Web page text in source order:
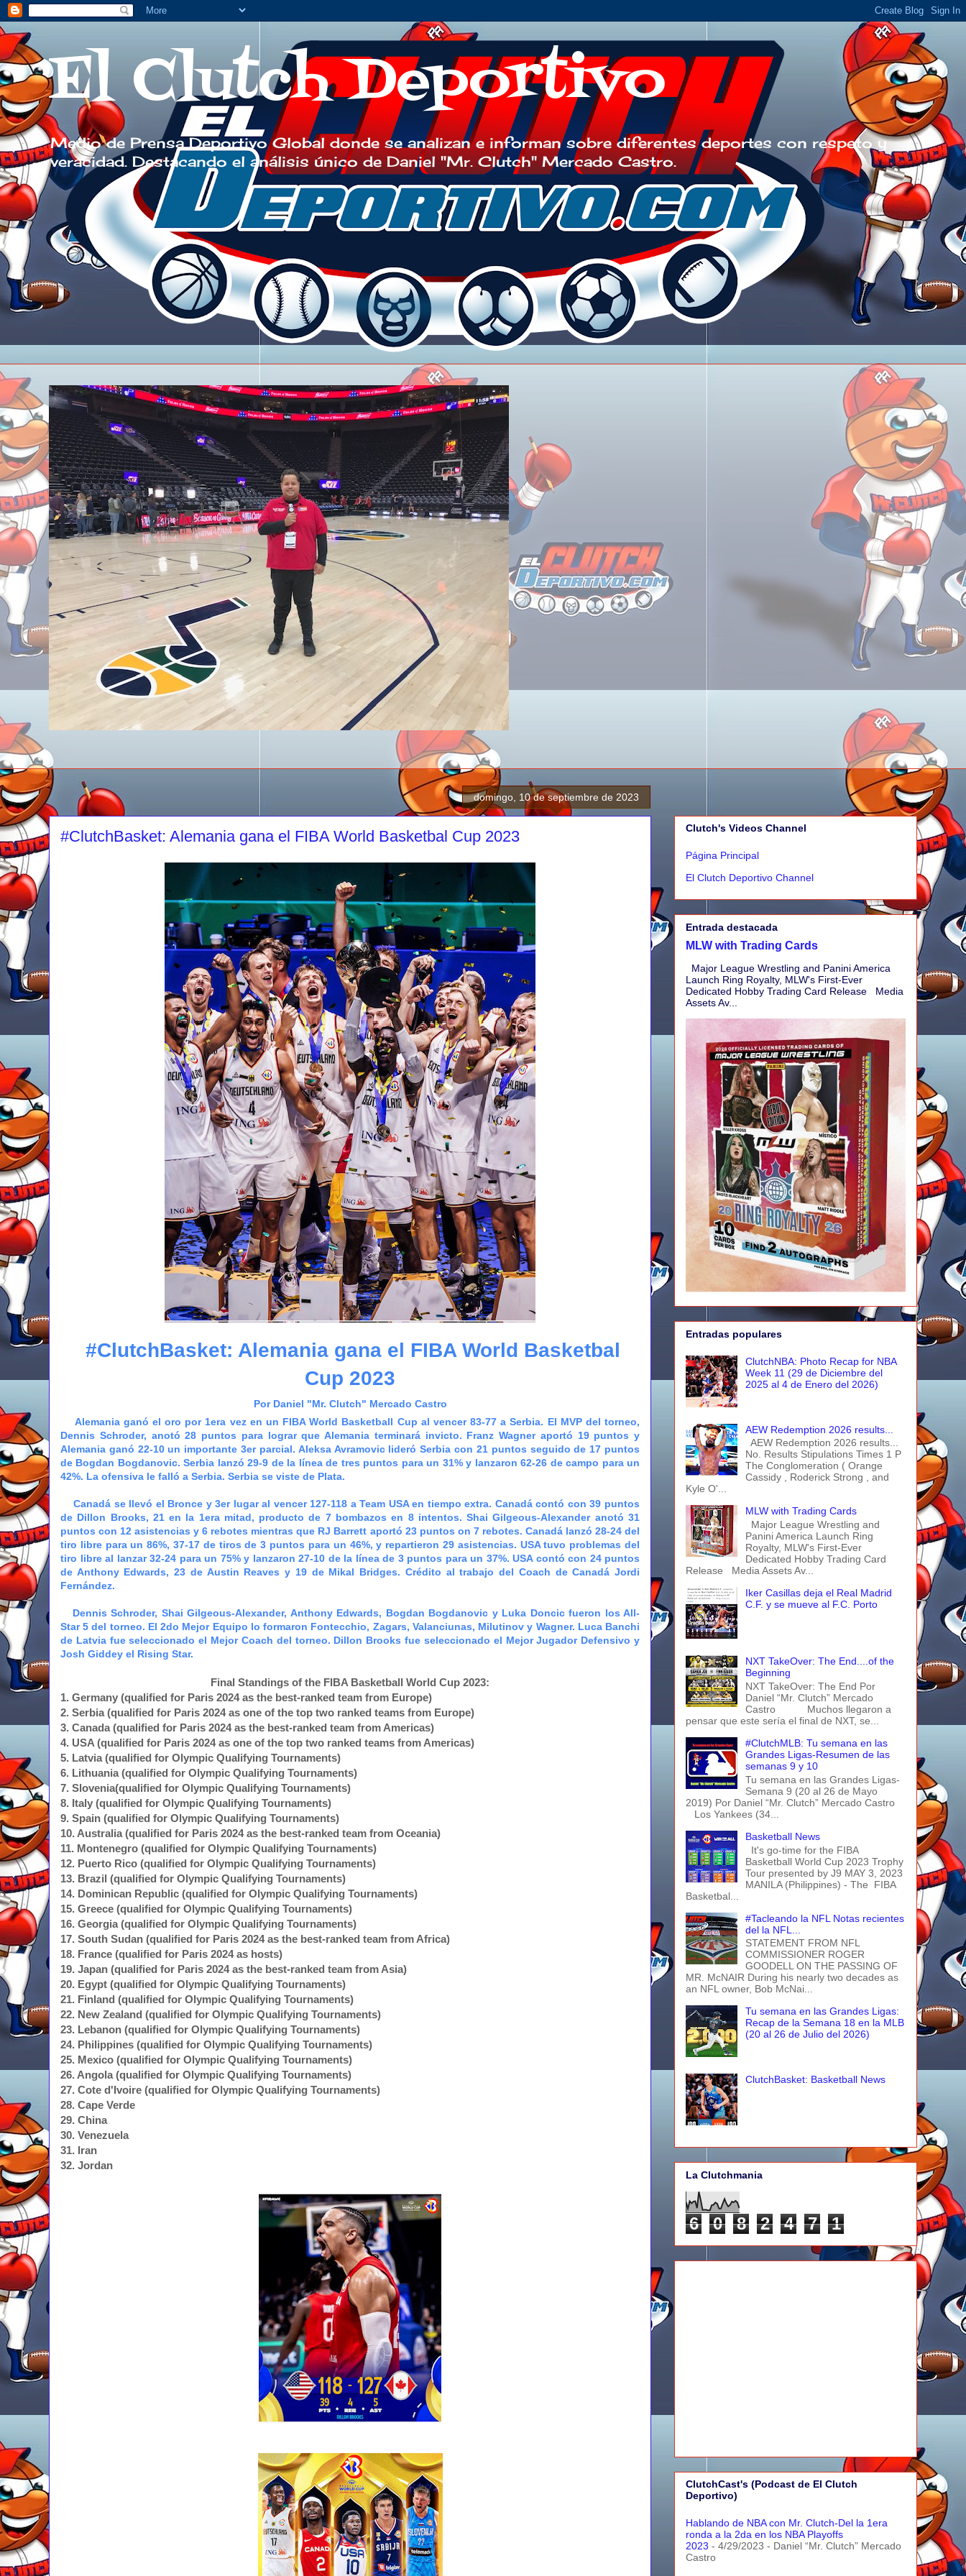
El Clutch Deportivo
Medio de Prensa Deportivo Global donde se analizan e informan sobre diferentes deportes con respeto y
veracidad. Destacando el análisis único de Daniel "Mr. Clutch" Mercado Castro.
domingo, 10 de septiembre de 2023
#ClutchBasket: Alemania gana el FIBA World Basketbal Cup 2023
#ClutchBasket: Alemania gana el FIBA World Basketbal
Cup 2023
Por Daniel "Mr. Clutch" Mercado Castro
Alemania ganó el oro por 1era vez en un FIBA World Basketball Cup al vencer 83-77 a Serbia. El MVP del torneo,
Dennis Schroder, anotó 28 puntos para lograr que Alemania terminará invicto. Franz Wagner aportó 19 puntos y
Alemania ganó 22-10 un importante 3er parcial. Aleksa Avramovic lideró Serbia con 21 puntos seguido de 17 puntos
de Bogdan Bogdanovic. Serbia lanzó 29-9 de la línea de tres puntos para un 31% y lanzaron 62-26 de campo para un
42%. La ofensiva le falló a Serbia. Serbia se viste de Plata.
Canadá se llevó el Bronce y 3er lugar al vencer 127-118 a Team USA en tiempo extra. Canadá contó con 39 puntos
de Dillon Brooks, 21 en la 1era mitad, producto de 7 bombazos en 8 intentos. Shai Gilgeous-Alexander anotó 31
puntos con 12 asistencias y 6 rebotes mientras que RJ Barrett aportó 23 puntos on 7 rebotes. Canadá lanzó 28-24 del
tiro libre para un 86%, 37-17 de tiros de 3 puntos para un 46%, y repartieron 29 asistencias. USA tuvo problemas del
tiro libre al lanzar 32-24 para un 75% y lanzaron 27-10 de la línea de 3 puntos para un 37%. USA contó con 24 puntos
de Anthony Edwards, 23 de Austin Reaves y 19 de Mikal Bridges. Crédito al trabajo del Coach de Canadá Jordi
Fernández.
Dennis Schroder, Shai Gilgeous-Alexander, Anthony Edwards, Bogdan Bogdanovic y Luka Doncic fueron los All-
Star 5 del torneo. El 2do Mejor Equipo lo formaron Fontecchio, Zagars, Valanciunas, Milutinov y Wagner. Luca Banchi
de Latvia fue seleccionado el Mejor Coach del torneo. Dillon Brooks fue seleccionado el Mejor Jugador Defensivo y
Josh Giddey el Rising Star.
Final Standings of the FIBA Basketball World Cup 2023:
1. Germany (qualified for Paris 2024 as the best-ranked team from Europe)
2. Serbia (qualified for Paris 2024 as one of the top two ranked teams from Europe)
3. Canada (qualified for Paris 2024 as the best-ranked team from Americas)
4. USA (qualified for Paris 2024 as one of the top two ranked teams from Americas)
5. Latvia (qualified for Olympic Qualifying Tournaments)
6. Lithuania (qualified for Olympic Qualifying Tournaments)
7. Slovenia(qualified for Olympic Qualifying Tournaments)
8. Italy (qualified for Olympic Qualifying Tournaments)
9. Spain (qualified for Olympic Qualifying Tournaments)
10. Australia (qualified for Paris 2024 as the best-ranked team from Oceania)
11. Montenegro (qualified for Olympic Qualifying Tournaments)
12. Puerto Rico (qualified for Olympic Qualifying Tournaments)
13. Brazil (qualified for Olympic Qualifying Tournaments)
14. Dominican Republic (qualified for Olympic Qualifying Tournaments)
15. Greece (qualified for Olympic Qualifying Tournaments)
16. Georgia (qualified for Olympic Qualifying Tournaments)
17. South Sudan (qualified for Paris 2024 as the best-ranked team from Africa)
18. France (qualified for Paris 2024 as hosts)
19. Japan (qualified for Paris 2024 as the best-ranked team from Asia)
20. Egypt (qualified for Olympic Qualifying Tournaments)
21. Finland (qualified for Olympic Qualifying Tournaments)
22. New Zealand (qualified for Olympic Qualifying Tournaments)
23. Lebanon (qualified for Olympic Qualifying Tournaments)
24. Philippines (qualified for Olympic Qualifying Tournaments)
25. Mexico (qualified for Olympic Qualifying Tournaments)
26. Angola (qualified for Olympic Qualifying Tournaments)
27. Cote d'Ivoire (qualified for Olympic Qualifying Tournaments)
28. Cape Verde
29. China
30. Venezuela
31. Iran
32. Jordan
Clutch's Videos Channel
Página Principal
El Clutch Deportivo Channel
Entrada destacada
MLW with Trading Cards
Major League Wrestling and Panini America
Launch Ring Royalty, MLW's First-Ever
Dedicated Hobby Trading Card Release Media
Assets Av...
Entradas populares
ClutchNBA: Photo Recap for NBA
Week 11 (29 de Diciembre del
2025 al 4 de Enero del 2026)
AEW Redemption 2026 results...
AEW Redemption 2026 results...
No. Results Stipulations Times 1 P
The Conglomeration ( Orange
Cassidy , Roderick Strong , and
Kyle O'...
MLW with Trading Cards
Major League Wrestling and
Panini America Launch Ring
Royalty, MLW's First-Ever
Dedicated Hobby Trading Card
Release Media Assets Av...
Iker Casillas deja el Real Madrid
C.F. y se mueve al F.C. Porto
NXT TakeOver: The End....of the
Beginning
NXT TakeOver: The End Por
Daniel “Mr. Clutch” Mercado
Castro Muchos llegaron a
pensar que este sería el final de NXT, se...
#ClutchMLB: Tu semana en las
Grandes Ligas-Resumen de las
semanas 9 y 10
Tu semana en las Grandes Ligas-
Semana 9 (20 al 26 de Mayo
2019) Por Daniel “Mr. Clutch” Mercado Castro
Los Yankees (34...
Basketball News
It's go-time for the FIBA
Basketball World Cup 2023 Trophy
Tour presented by J9 MAY 3, 2023
MANILA (Philippines) - The FIBA
Basketbal...
#Tacleando la NFL Notas recientes
del la NFL...
STATEMENT FROM NFL
COMMISSIONER ROGER
GOODELL ON THE PASSING OF
MR. McNAIR During his nearly two decades as
an NFL owner, Bob McNai...
Tu semana en las Grandes Ligas:
Recap de la Semana 18 en la MLB
(20 al 26 de Julio del 2026)
ClutchBasket: Basketball News
La Clutchmania
6 0 8 2 4 7 1
ClutchCast's (Podcast de El Clutch
Deportivo)
Hablando de NBA con Mr. Clutch-Del la 1era
ronda a la 2da en los NBA Playoffs
2023 - 4/29/2023 - Daniel “Mr. Clutch” Mercado
Castro